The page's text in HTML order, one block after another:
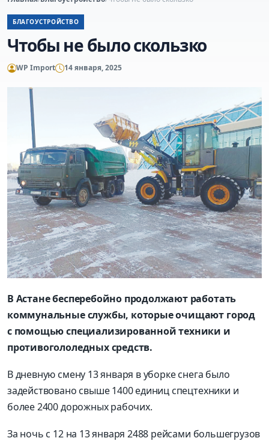
БЛАГОУСТРОЙСТВО
Чтобы не было скользко
WP Import 14 января, 2025
В Астане бесперебойно продолжают работать
коммунальные службы, которые очищают город
с помощью специализированной техники и
противогололедных средств.
В дневную смену 13 января в уборке снега было
задействовано свыше 1400 единиц спецтехники и
более 2400 дорожных рабочих.
За ночь с 12 на 13 января 2488 рейсами большегрузов